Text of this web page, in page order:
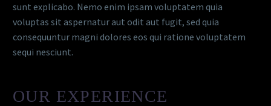
sunt explicabo. Nemo enim ipsam voluptatem quia
voluptas sit aspernatur aut odit aut fugit, sed quia
consequuntur magni dolores eos qui ratione voluptatem
sequi nesciunt.
OUR EXPERIENCE